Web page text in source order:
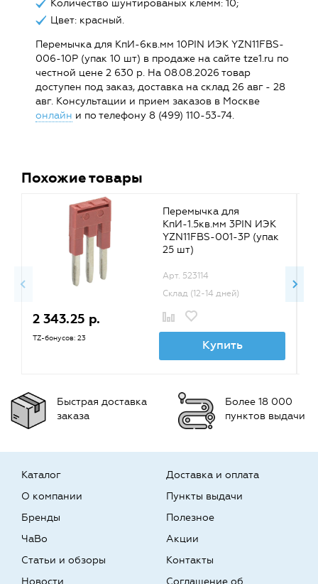
Количество шунтированых клемм: 10;
Цвет: красный.
Перемычка для КпИ-6кв.мм 10PIN ИЭК YZN11FBS-
006-10P (упак 10 шт) в продаже на сайте tze1.ru по
честной цене 2 630 р. На 08.08.2026 товар
доступен под заказ, доставка на склад 26 авг - 28
авг. Консультации и прием заказов в Москве
онлайн и по телефону 8 (499) 110-53-74.
Похожие товары
Перемычка для
КпИ-1.5кв.мм 3PIN ИЭК
YZN11FBS-001-3P (упак
25 шт)
Арт. 523114
Склад (12-14 дней)
2 343.25 р.
TZ-бонусов: 23 Купить
Быстрая доставка
заказа
Более 18 000
пунктов выдачи
Каталог
О компании
Бренды
Доставка и оплата
Пункты выдачи
Полезное
ЧаВо
Статьи и обзоры
Акции
Контакты